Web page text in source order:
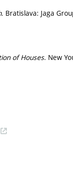
. Bratislava: Jaga
of Houses. New